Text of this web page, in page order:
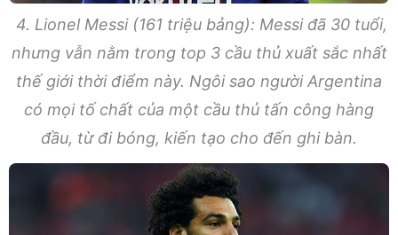
4. Lionel Messi (161 triệu bảng): Messi đã 30 tuổi,
nhưng vẫn nằm trong top 3 cầu thủ xuất sắc nhất
thế giới thời điểm này. Ngôi sao người Argentina
có mọi tố chất của một cầu thủ tấn công hàng
đầu, từ đi bóng, kiến tạo cho đến ghi bàn.